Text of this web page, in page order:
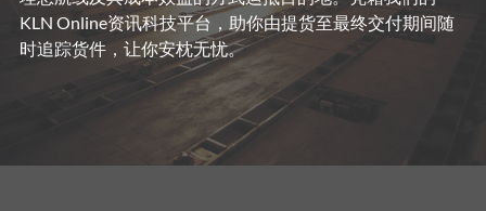
KLN Online资讯科技平台，助你由提货至最终交付期间随
时追踪货件，让你安枕无忧。